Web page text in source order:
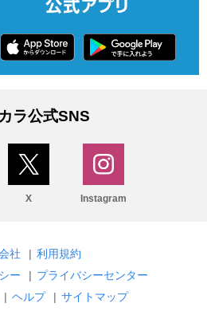
ラ公式SNS
X Instagram
社 | 利用規約
ー
| プライバシーセンター
| ヘルプ | サイトマップ